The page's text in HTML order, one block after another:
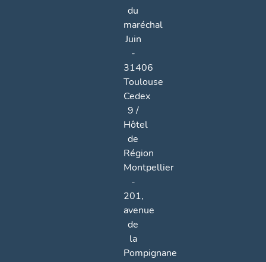
du
maréchal
Juin
-
31406
Toulouse
Cedex
9 /
Hôtel
de
Région
Montpellier
-
201,
avenue
de
la
Pompignane